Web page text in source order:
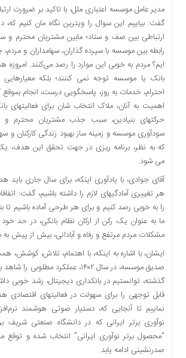
کتاب
پلیس،امنیت
جامعه
گرایی
اخبار
سایت
اجتماعی
اقتصادی
فرهنگ
یادداشت
چند
رسانه
یادداشت
مدیر عامل موسسه اعتباری ملل، با تاکید بر ضرورت
گفت: بیاییم این سوال را ویترین نگاه مان کنیم که،
ارتباطی بین صف و ستاد؛ مابین مشتریان محترم و
رابطه بین موسسه با سپرده گذاران، سهامداران و
ایم؟ مردم به خوبی این‌ موارد را رصد می‌کنند. امروزه
بانک یا موسسه توجه نمی کننند؛ بلکه معیارهایی
احترام، خدمات به روز، پاسخگویی درست، انجام بموقع
اهمیت به آنان، ملاک انتخاب شان برای فعالیتهای
حرکتهای بنیادین، سبب جذب مشتریان محترم و
سودآوری موسسه و زمینه ساز بهبود زندگی کارکنان و
که به نظر، برنامه ریزی در جهت تحقق این
می شود.
آقای جوادی، با یادآوری اینکه، برای سال جاری باید
هر تغییری آمادگیهای لازم را داشته باشیم، گفت:
را به خوبی رصد کنیم و برای هر طرحی آماده باشیم تا
ما به عنوان یک رکن از ارکان نظام بانکی، در حد
مشکلات مردم مرتفع و رفاه و آبادانی، بیش از پیش
ایشان، با اشاره به اینکه، با اهتمام، تلاش، کوشش،
صدیق موسسه، در سال ۱۴۰۲، عملکرد
گذشته، توانستیم در بانکداری دیجیتال، رشد خوبی
قابل توجهی را برای سهولت در فعالیتهای اقتصادی
نماییم تا آنجایی که، دستیار صوتی هوشمند
نوآوری برتر ایرانی که در دانشگاه صنعتی شریف
“محصول برتر نوآوری ایرانی” انتخاب شده و
صدرنشینی ادامه یابد.